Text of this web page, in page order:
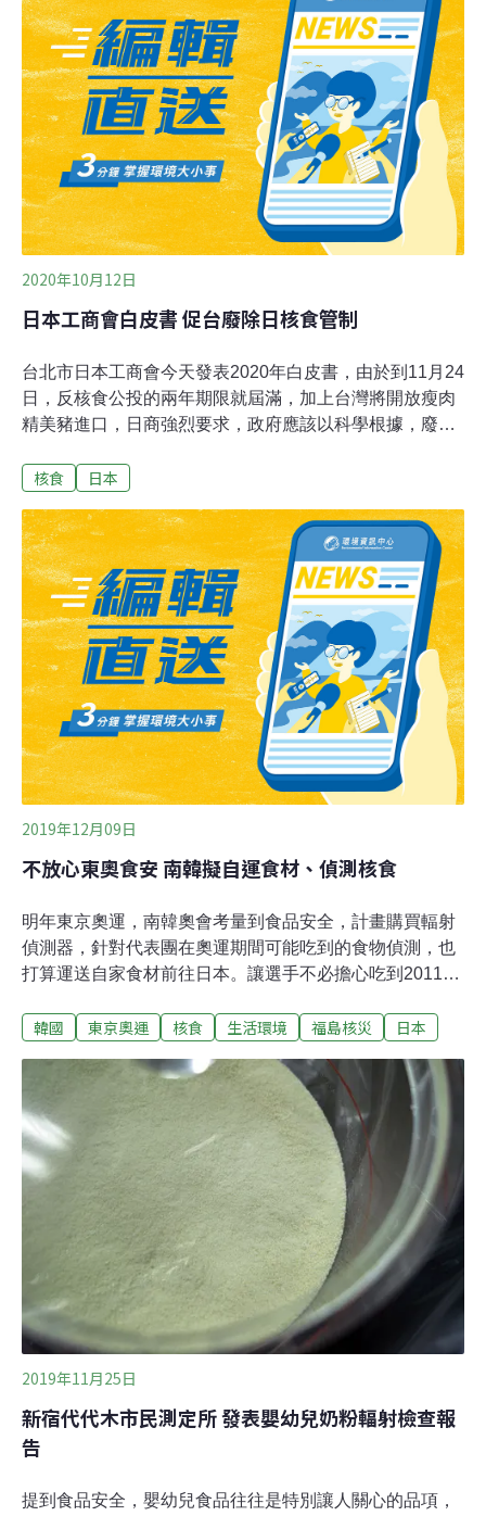
何日本政府的核食檢測，未能充分取得民眾的信賴呢？從
兵庫縣尼崎市的高島先生的經驗，可以得到解釋。當高島
先生拿米去給市政府檢測的時候，接洽的職員說：「輻射
污染越來越少了，太在意的話就沒東西吃了。」
2020年10月12日
日本工商會白皮書 促台廢除日核食管制
台北市日本工商會今天發表2020年白皮書，由於到11月24
日，反核食公投的兩年期限就屆滿，加上台灣將開放瘦肉
精美豬進口，日商強烈要求，政府應該以科學根據，廢除
鑫，面對媒體追問沒有正面回應。台北市日本工商會理事
題，蔡英文政府的立場是，對這議題絕不是完全否決的態
度，而是以積極往前看的態度，進行協商。」國發會主委
龔明鑫表示，「總統今天有特別提到，我們還是希望在可
以尋求加入CPTPP相關的一些……怎麼樣跟國際接軌的一
些相關法令，我想各部會他們應該會妥善的去處理。（記
者：核食的部分其實這個東西還是需要有一些區分？）你
要問其他的問題我就回答，這樣的回答我已經回答完
了。」
核食 日本
2019年12月09日
不放心東奧食安 南韓擬自運食材、偵測核食
明年東京奧運，南韓奧會考量到食品安全，計畫購買輻射
偵測器，針對代表團在奧運期間可能吃到的食物偵測，也
打算運送自家食材前往日本。讓選手不必擔心吃到2011年
員申東坤說：「我們將從南韓盡可能帶很多食材過去，也
式帶食物，即使我們獲得在地韓國餐廳支援，我們還是會
檢測輻射採取補充措施，供應安全的食品。」
韓國 東京奧運 核食 生活環境 福島核災 日本
2019年11月25日
新宿代代木市民測定所 發表嬰幼兒奶粉輻射檢查報
告
提到食品安全，嬰幼兒食品往往是特別讓人關心的品項，